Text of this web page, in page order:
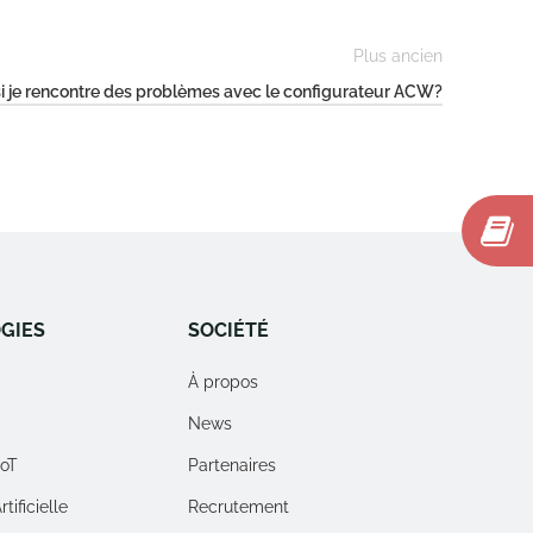
Plus ancien
je rencontre des problèmes avec le configurateur ACW?
SOCIÉTÉ
À propos
News
Partenaires
Recrutement